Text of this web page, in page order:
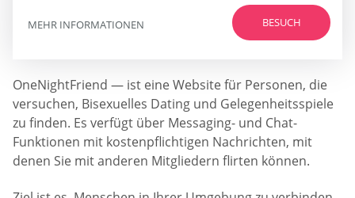
BESUCH
MEHR INFORMATIONEN
OneNightFriend — ist eine Website für Personen, die
versuchen, Bisexuelles Dating und Gelegenheitsspiele
zu finden. Es verfügt über Messaging- und Chat-
Funktionen mit kostenpflichtigen Nachrichten, mit
denen Sie mit anderen Mitgliedern flirten können.